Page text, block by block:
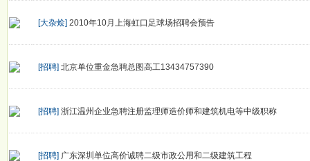
[大杂烩] 2010年10月上海虹口足球场招聘会预告
[招聘] 北京单位重金急聘总图高工13434757390
[招聘] 浙江温州企业急聘注册监理师造价师和建筑机电等中级职称
[招聘] 广东深圳单位高价诚聘二级市政公用和二级建筑工程